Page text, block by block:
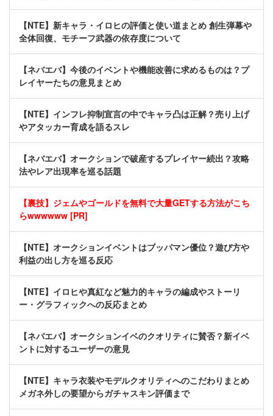
【NTE】新キャラ・イロヒの評価と使い道まとめ 創生弾幕や
全体回復、モチーフ武器の依存度について
【ネバエバ】今後のイベントや機能改善に求めるものは？プ
レイヤーたちの意見まとめ
【NTE】インフレ抑制宣言の中でキャラ凸は正解？売り上げ
やアタッカー育成を語るスレ
【ネバエバ】オークションで破産するプレイヤー続出？攻略
法やレア出現率を巡る話題
【裏技】ジェムやゴールドを無料で大量GETする方法がこち
らwwwwww [PR]
【NTE】オークションイベントはブッパマン優位？遊び方や
利益の出し方を巡る反応
【NTE】イロヒや真紅など魅力的キャラの編成やストーリ
ー・グラフィックへの反応まとめ
【ネバエバ】オークションイベのクオリティに賛否？新イベ
ントに対するユーザーの意見
【NTE】キャラ衣装やモデルクオリティへのこだわりまとめ
メガネ外しの要望からガチャスキン評価まで